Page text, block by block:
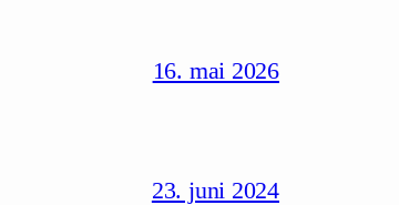
16. mai 2026
23. juni 2024